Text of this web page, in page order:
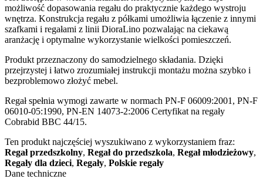
możliwość dopasowania regału do praktycznie każdego wystroju
wnętrza. Konstrukcja regału z półkami umożliwia łączenie z innymi
szafkami i regałami z linii DioraLino pozwalając na ciekawą
aranżację i optymalne wykorzystanie wielkości pomieszczeń.
Produkt przeznaczony do samodzielnego składania. Dzięki
przejrzystej i łatwo zrozumiałej instrukcji montażu można szybko i
bezproblemowo złożyć mebel.
Regał spełnia wymogi zawarte w normach PN-F 06009:2001, PN-F
06010-05:1990, PN-EN 14073-2:2006 Certyfikat na regały
Cobrabid BBC 44/15.
Ten produkt najczęściej wyszukiwano z wykorzystaniem fraz:
Regał przedszkolny, Regał do przedszkola, Regał młodzieżowy,
Regały dla dzieci, Regały, Polskie regały
Dane techniczne